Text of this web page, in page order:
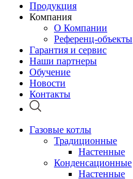
Продукция
Компания
О Компании
Референц-объекты
Гарантия и сервис
Наши партнеры
Обучение
Новости
Контакты
Газовые котлы
Традиционные
Настенные
Конденсационные
Настенные